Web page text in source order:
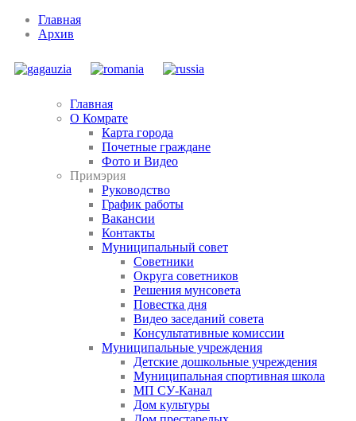
Главная
Архив
Главная
О Комрате
Карта города
Почетные граждане
Фото и Видео
Примэрия
Руководство
График работы
Вакансии
Контакты
Муниципальный совет
Советники
Округа советников
Решения мунсовета
Повестка дня
Видео заседаний совета
Консультативные комиссии
Муниципальные учреждения
Детские дошкольные учреждения
Муниципальная спортивная школа
МП СУ-Канал
Дом культуры